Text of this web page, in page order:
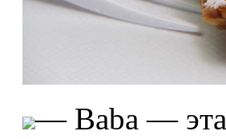
— Babа — эта